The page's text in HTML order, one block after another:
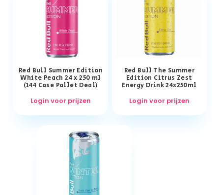
Red Bull Summer Edition
White Peach 24 x 250 ml
(144 Case Pallet Deal)
Login voor prijzen
Red Bull The Summer
Edition Citrus Zest
Energy Drink 24x250ml
Login voor prijzen